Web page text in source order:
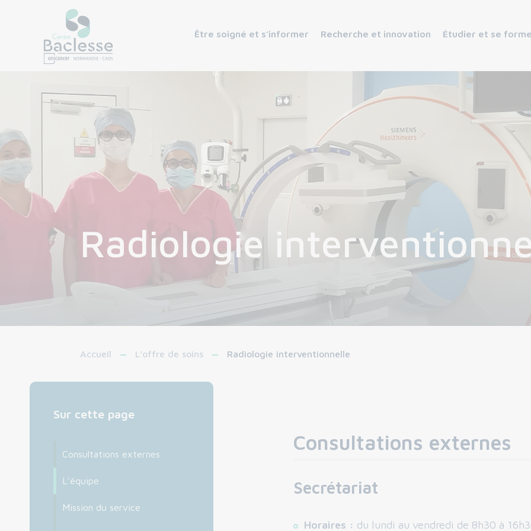
Être soigné et s’informer Recherche et innovation Étudier et se
Radiologie
Accueil L’offre de soins Radiologie interventionnelle
Consultations externes
Secrétariat
Horaires : du lundi au vendredi de 8h30 à
Sur cette page
Consultations externes
L’équipe
Mission du service